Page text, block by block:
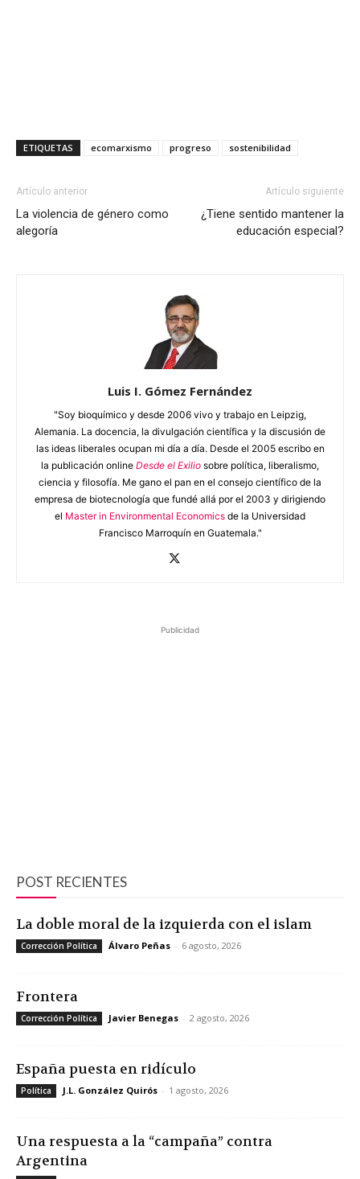
ETIQUETAS ecomarxismo progreso sostenibilidad
Artículo anterior
La violencia de género como
alegoría
Artículo siguiente
¿Tiene sentido mantener la
educación especial?
Luis I. Gómez Fernández
"Soy bioquímico y desde 2006 vivo y trabajo en Leipzig,
Alemania. La docencia, la divulgación científica y la discusión de
las ideas liberales ocupan mi día a día. Desde el 2005 escribo en
la publicación online Desde el Exilio sobre política, liberalismo,
ciencia y filosofía. Me gano el pan en el consejo científico de la
empresa de biotecnología que fundé allá por el 2003 y dirigiendo
el Master in Environmental Economics de la Universidad
Francisco Marroquín en Guatemala."
Publicidad
POST RECIENTES
La doble moral de la izquierda con el islam
Corrección Política Álvaro Peñas - 6 agosto, 2026
Frontera
Corrección Política Javier Benegas - 2 agosto, 2026
España puesta en ridículo
Política J.L. González Quirós - 1 agosto, 2026
Una respuesta a la “campaña” contra
Argentina